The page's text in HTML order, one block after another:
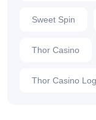
Sweet Spin
Thor Casino
Thor Casino